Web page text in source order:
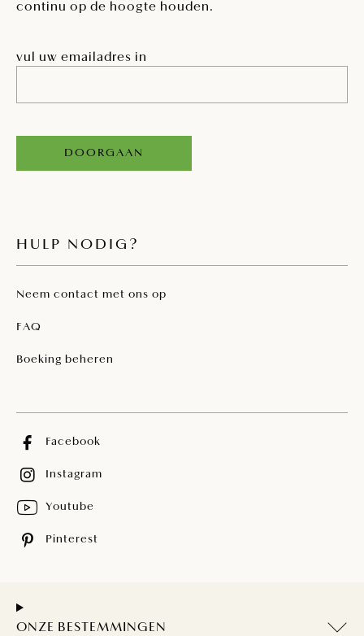
continu op de hoogte houden.
vul uw emailadres in
DOORGAAN
HULP NODIG?
Neem contact met ons op
FAQ
Boeking beheren
Facebook
Instagram
Youtube
Pinterest
ONZE BESTEMMINGEN